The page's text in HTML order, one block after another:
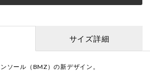
サイズ詳細
ソール（BMZ）の新デザイン。